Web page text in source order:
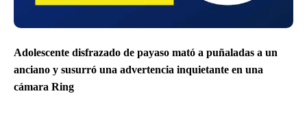
Adolescente disfrazado de payaso mató a puñaladas a un
anciano y susurró una advertencia inquietante en una
cámara Ring